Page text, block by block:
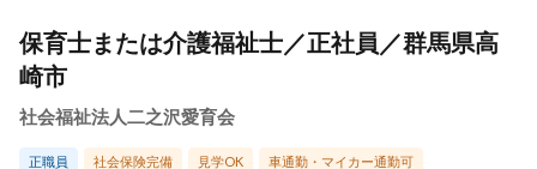
保育士または介護福祉士／正社員／群馬県高
崎市
社会福祉法人二之沢愛育会
正職員 社会保険完備 見学OK 車通勤・マイカー通勤可